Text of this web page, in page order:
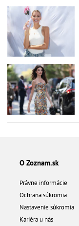
O Zoznam.sk
Právne informácie
Ochrana súkromia
Nastavenie súkromia
Kariéra u nás